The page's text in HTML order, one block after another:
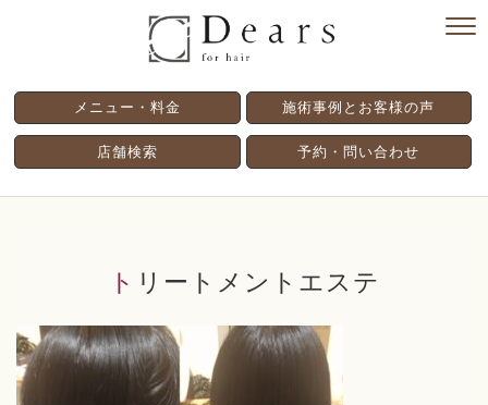
メニュー・料金 施術事例とお客様の声
店舗検索 予約・問い合わせ
トリートメントエステ